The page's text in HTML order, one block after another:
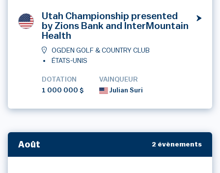
Utah Championship presented
by Zions Bank and InterMountain
Health
OGDEN GOLF & COUNTRY CLUB
ÉTATS-UNIS
DOTATION
1 000 000 $
VAINQUEUR
Julian Suri
Août 2 évènements